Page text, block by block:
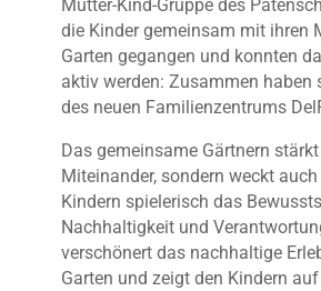
Mutter-Kind-Gruppe des
die Kinder gemeinsam mit ihren
Garten gegangen und konnten
aktiv werden: Zusammen haben
des neuen Familienzentrums
Das gemeinsame Gärtnern
Miteinander, sondern weckt auch
Kindern spielerisch das
Nachhaltigkeit und
verschönert das nachhaltige
Garten und zeigt den Kindern